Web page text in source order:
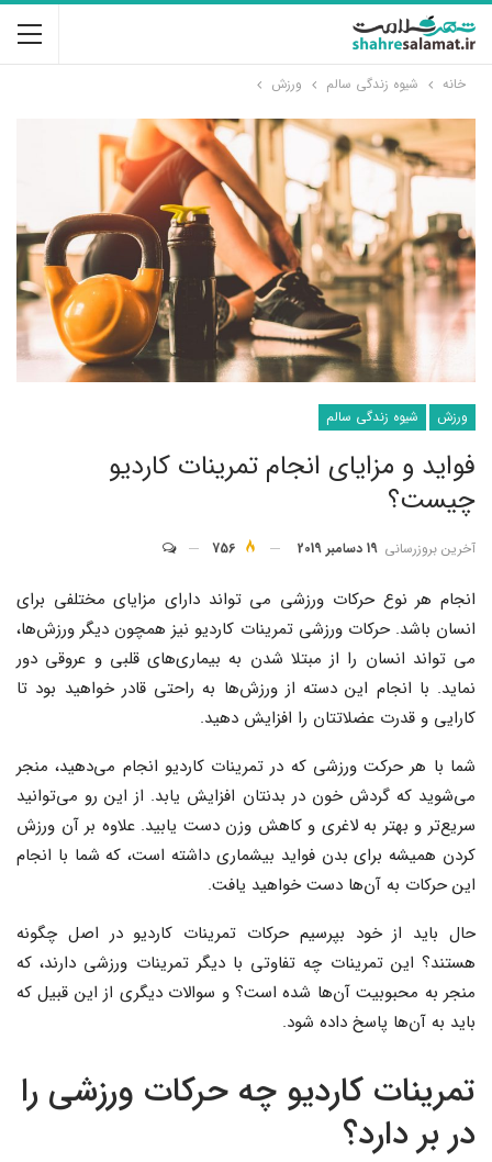
خانه شیوه زندگی سالم ورزش
ورزش شیوه زندگی سالم
فواید و مزایای انجام تمرینات کاردیو
چیست؟
آخرین بروزرسانی 19 دسامبر 2019 756
انجام هر نوع حرکات ورزشی می تواند دارای مزایای مختلفی برای
انسان باشد. حرکات ورزشی تمرینات کاردیو نیز همچون دیگر ورزش‌ها،
می تواند انسان را از مبتلا شدن به بیماری‌های قلبی و عروقی دور
نماید. با انجام این دسته از ورزش‌ها به راحتی قادر خواهید بود تا
کارایی و قدرت عضلاتتان را افزایش دهید.
شما با هر حرکت ورزشی که در تمرینات کاردیو انجام می‌دهید، منجر
می‌شوید که گردش خون در بدنتان افزایش یابد. از این رو می‌توانید
سریع‌تر و بهتر به لاغری و کاهش وزن دست یابید. علاوه بر آن ورزش
کردن همیشه برای بدن فواید بیشماری داشته است، که شما با انجام
این حرکات به آن‌ها دست خواهید یافت.
حال باید از خود بپرسیم حرکات تمرینات کاردیو در اصل چگونه
هستند؟ این تمرینات چه تفاوتی با دیگر تمرینات ورزشی دارند، که
منجر به محبوبیت آن‌ها شده است؟ و سوالات دیگری از این قبیل که
باید به آن‌ها پاسخ داده شود.
تمرینات کاردیو چه حرکات ورزشی را
در بر دارد؟